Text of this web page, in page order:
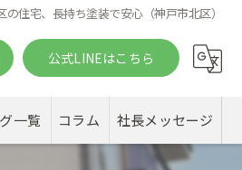
住宅、長持ち塗装で安心（神戸市北区）
公式LINEはこちら
一覧 コラム 社長メッセージ